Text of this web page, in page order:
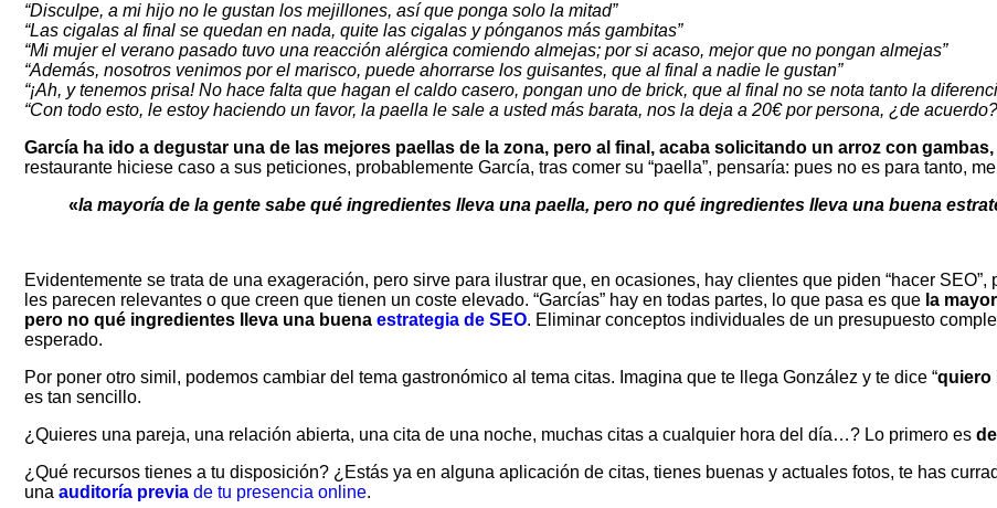
“Disculpe, a mi hijo no le gustan los mejillones, así que ponga solo la mitad”
“Las cigalas al final se quedan en nada, quite las cigalas y pónganos más gambitas”
“Mi mujer el verano pasado tuvo una reacción alérgica comiendo almejas; por si acaso, mejor que no pongan almejas”
“Además, nosotros venimos por el marisco, puede ahorrarse los guisantes, que al final a nadie le gustan”
“¡Ah, y tenemos prisa! No hace falta que hagan el caldo casero, pongan uno de brick, que al final no se nota tanto la
“Con todo esto, le estoy haciendo un favor, la paella le sale a usted más barata, nos la deja a 20€ por persona, ¿de
García ha ido a degustar una de las mejores paellas de la zona, pero al final, acaba solicitando un arroz con
restaurante hiciese caso a sus peticiones, probablemente García, tras comer su “paella”, pensaría: pues no es para tanto,
«la mayoría de la gente sabe qué ingredientes lleva una paella, pero no qué ingredientes lleva una buena
Evidentemente se trata de una exageración, pero sirve para ilustrar que, en ocasiones, hay clientes que piden “hacer
les parecen relevantes o que creen que tienen un coste elevado. “Garcías” hay en todas partes, lo que pasa es que la
pero no qué ingredientes lleva una buena estrategia de SEO. Eliminar conceptos individuales de un presupuesto
esperado.
Por poner otro simil, podemos cambiar del tema gastronómico al tema citas. Imagina que te llega González y te dice “quiero
es tan sencillo.
¿Quieres una pareja, una relación abierta, una cita de una noche, muchas citas a cualquier hora del día…? Lo primero es
¿Qué recursos tienes a tu disposición? ¿Estás ya en alguna aplicación de citas, tienes buenas y actuales fotos, te has
una auditoría previa de tu presencia online.